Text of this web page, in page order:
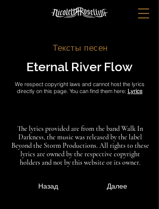
Тексты песен
Eternal River Flow
We respect copyright laws and cannot host the lyrics
directly on this page. You can find them here: Lyrics
The lyrics provided are from the band Walk In
Darkness, the music was released by the label
Beyond the Storm Productions. All rights to these
lyrics are owned by the respective copyright
holders and not by this website or its owner.
Назад Далее